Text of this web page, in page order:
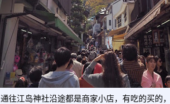
通往江岛神社沿途都是商家小店，有吃的买的